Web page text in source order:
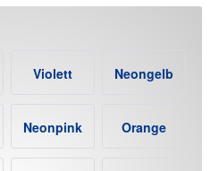
Violett Neongelb
Neonpink Orange